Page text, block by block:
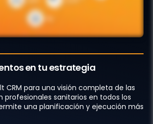
en tu estrategia
CRM para una visión completa de las
profesionales sanitarios en todos los
una planificación y ejecución más